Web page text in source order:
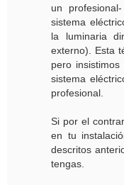
un
sistema
la luminaria
externo). Esta
pero
sistema
profesional.
Si por el
en tu
descritos
tengas.